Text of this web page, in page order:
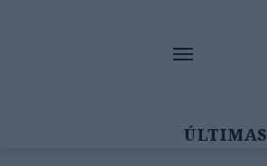
ÚLTIMAS